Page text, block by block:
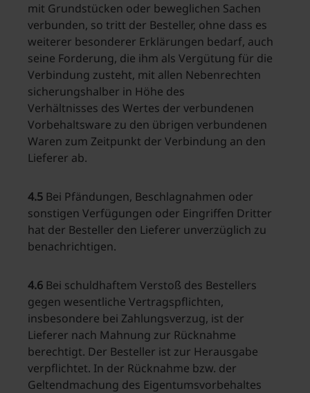
mit Grundstücken oder beweglichen Sachen
verbunden, so tritt der Besteller, ohne dass es
weiterer besonderer Erklärungen bedarf, auch
seine Forderung, die ihm als Vergütung für die
Verbindung zusteht, mit allen Nebenrechten
sicherungshalber in Höhe des
Verhältnisses des Wertes der verbundenen
Vorbehaltsware zu den übrigen verbundenen
Waren zum Zeitpunkt der Verbindung an den
Lieferer ab.
4.5 Bei Pfändungen, Beschlagnahmen oder
sonstigen Verfügungen oder Eingriffen Dritter
hat der Besteller den Lieferer unverzüglich zu
benachrichtigen.
4.6 Bei schuldhaftem Verstoß des Bestellers
gegen wesentliche Vertragspflichten,
insbesondere bei Zahlungsverzug, ist der
Lieferer nach Mahnung zur Rücknahme
berechtigt. Der Besteller ist zur Herausgabe
verpflichtet. In der Rücknahme bzw. der
Geltendmachung des Eigentumsvorbehaltes